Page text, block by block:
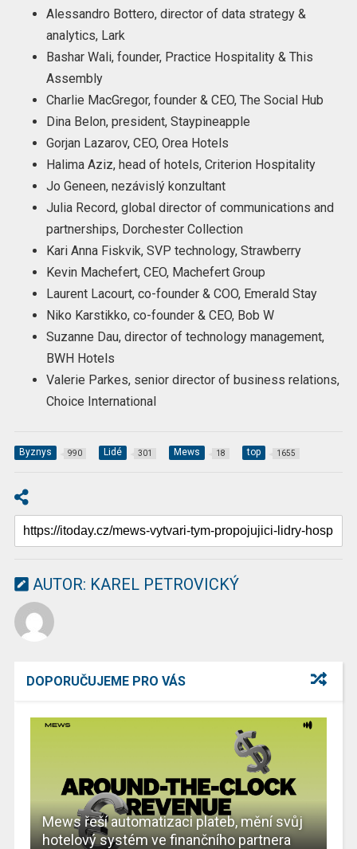
Alessandro Bottero, director of data strategy &
analytics, Lark
Bashar Wali, founder, Practice Hospitality & This
Assembly
Charlie MacGregor, founder & CEO, The Social Hub
Dina Belon, president, Staypineapple
Gorjan Lazarov, CEO, Orea Hotels
Halima Aziz, head of hotels, Criterion Hospitality
Jo Geneen, nezávislý konzultant
Julia Record, global director of communications and
partnerships, Dorchester Collection
Kari Anna Fiskvik, SVP technology, Strawberry
Kevin Machefert, CEO, Machefert Group
Laurent Lacourt, co-founder & COO, Emerald Stay
Niko Karstikko, co-founder & CEO, Bob W
Suzanne Dau, director of technology management,
BWH Hotels
Valerie Parkes, senior director of business relations,
Choice International
Byznys 990 Lidé 301 Mews 18 top 1655
AUTOR: KAREL PETROVICKÝ
DOPORUČUJEME PRO VÁS
Mews řeší automatizaci plateb, mění svůj
hotelový systém ve finančního partnera